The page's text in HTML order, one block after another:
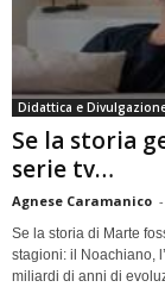
Didattica e
Se la storia
serie tv…
Agnese Caramanico -
Se la storia di Marte
stagioni: il Noachiano,
miliardi di anni di